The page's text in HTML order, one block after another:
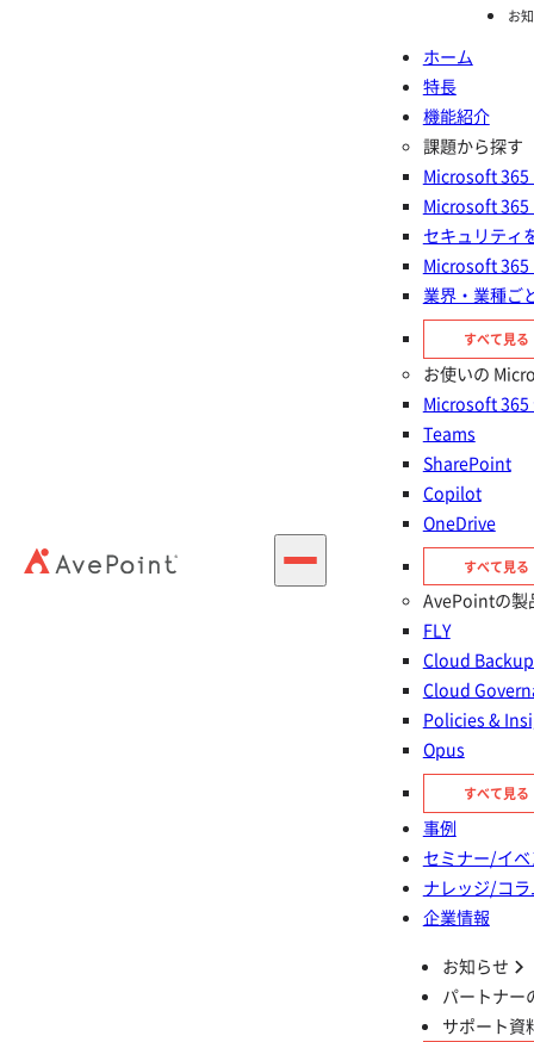
お
ホーム
特長
機能紹介
課題から探す
Microsoft 365
Microsoft 365
セキュリティ
Microsoft 365
業界・業種ご
すべて見る
お使いの
Microsoft 365
Teams
SharePoint
Copilot
OneDrive
すべて見る
AvePointの製
FLY
Cloud
Cloud
Policies &
Opus
すべて見る
事例
セミナー/イ
ナレッジ/コ
企業情報
お知らせ
パートナー
サポート資
機能紹介
Salesforce の重要データを自動で守り、ビジネ
主な機能